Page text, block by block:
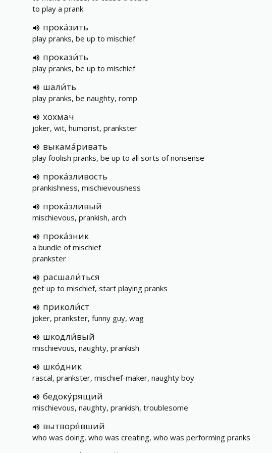
to play a prank
прока́зить
play pranks, be up to mischief
прокази́ть
play pranks, be up to mischief
шали́ть
play pranks, be naughty, romp
хохмач
joker, wit, humorist, prankster
выкама́ривать
play foolish pranks, be up to all sorts of nonsense
прока́зливость
prankishness, mischievousness
прока́зливый
mischievous, prankish, arch
прока́зник
a bundle of mischief
prankster
расшали́ться
get up to mischief, start playing pranks
приколи́ст
joker, prankster, funny guy, wag
шкодли́вый
mischievous, naughty, prankish
шко́дник
rascal, prankster, mischief-maker, naughty boy
бедоку́рящий
mischievous, naughty, prankish, troublesome
вытворя́вший
who was doing, who was creating, who was performing pranks